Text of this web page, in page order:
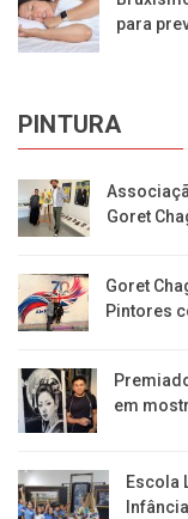
para
PINTURA
Goret
Goret
Pintores
em
Escola